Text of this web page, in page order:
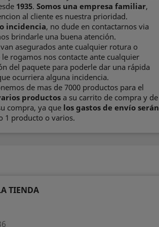
1935. Somos una empresa familiar,
al cliente es nuestra prioridad.
incidencia, no dude en contactarnos via
brindarle una buena atención.
van asegurados ante cualquier rotura o
rogamos nos contacte ante cualquier
del paquete para poderle dar una rápida
ocurriera alguna incidencia.
de mas de 7000 productos para el
productos a su carrito de compra y de
compra, ya que los gastos de envío serán
1 producto o varios.
TIENDA